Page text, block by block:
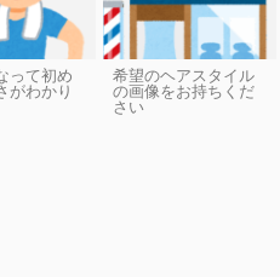
って初め
がわかり
希望のヘアスタイル
の画像をお持ちくだ
さい